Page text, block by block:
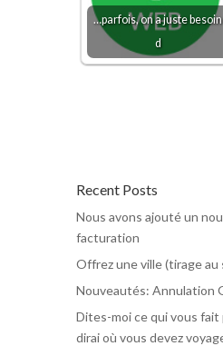
…parfois, on a juste besoin
d
Recent Posts
Nous avons ajouté un
facturation
Offrez une ville (tirage au
Nouveautés: Annulation
Dites-moi ce qui vous fait
dirai où vous devez